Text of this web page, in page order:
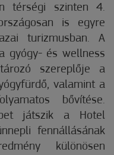
térségi szinten 4.
is egyre
turizmusban. A
gyógy- és wellness
szereplője a
valamint a
bővítése.
játszik a Hotel
fennállásának
különösen